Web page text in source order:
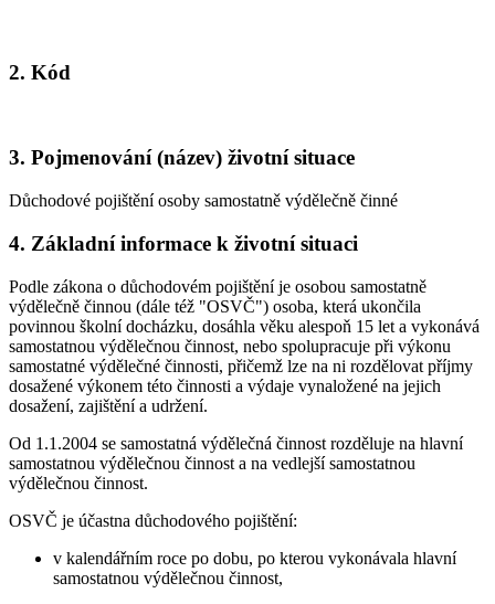
2. Kód
3. Pojmenování (název) životní situace
Důchodové pojištění osoby samostatně výdělečně činné
4. Základní informace k životní situaci
Podle zákona o důchodovém pojištění je osobou samostatně
výdělečně činnou (dále též "OSVČ") osoba, která ukončila
povinnou školní docházku, dosáhla věku alespoň 15 let a vykonává
samostatnou výdělečnou činnost, nebo spolupracuje při výkonu
samostatné výdělečné činnosti, přičemž lze na ni rozdělovat příjmy
dosažené výkonem této činnosti a výdaje vynaložené na jejich
dosažení, zajištění a udržení.
Od 1.1.2004 se samostatná výdělečná činnost rozděluje na hlavní
samostatnou výdělečnou činnost a na vedlejší samostatnou
výdělečnou činnost.
OSVČ je účastna důchodového pojištění:
v kalendářním roce po dobu, po kterou vykonávala hlavní
samostatnou výdělečnou činnost,